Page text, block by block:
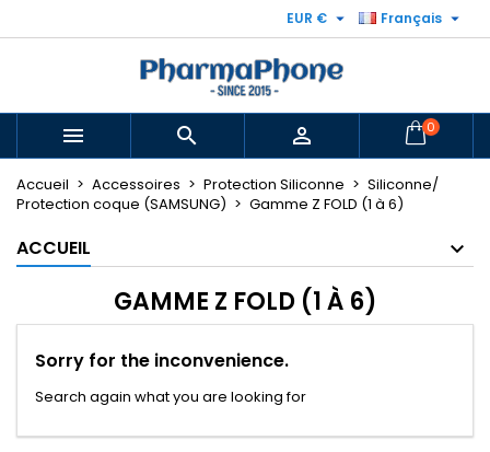
Français 
EUR € 
   0
Accueil Accessoires Protection Siliconne
Siliconne/
Protection coque (SAMSUNG)
Gamme Z FOLD (1 à 6)
ACCUEIL
GAMME Z FOLD (1 À 6)
Sorry for the inconvenience.
Search again what you are looking for